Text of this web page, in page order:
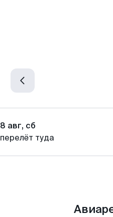
8 авг, сб
перелёт туда